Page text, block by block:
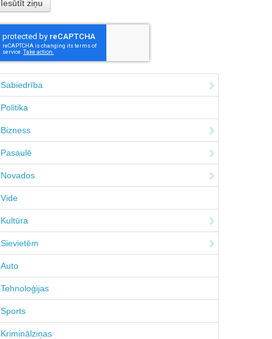
Sabiedrība
Politika
Bizness
Pasaulē
Novados
Vide
Kultūra
Sievietēm
Auto
Tehnoloģijas
Sports
Kriminālziņas